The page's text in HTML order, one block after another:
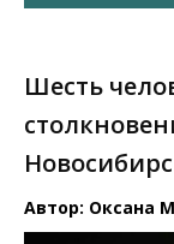
Шесть
Автор: Оксана